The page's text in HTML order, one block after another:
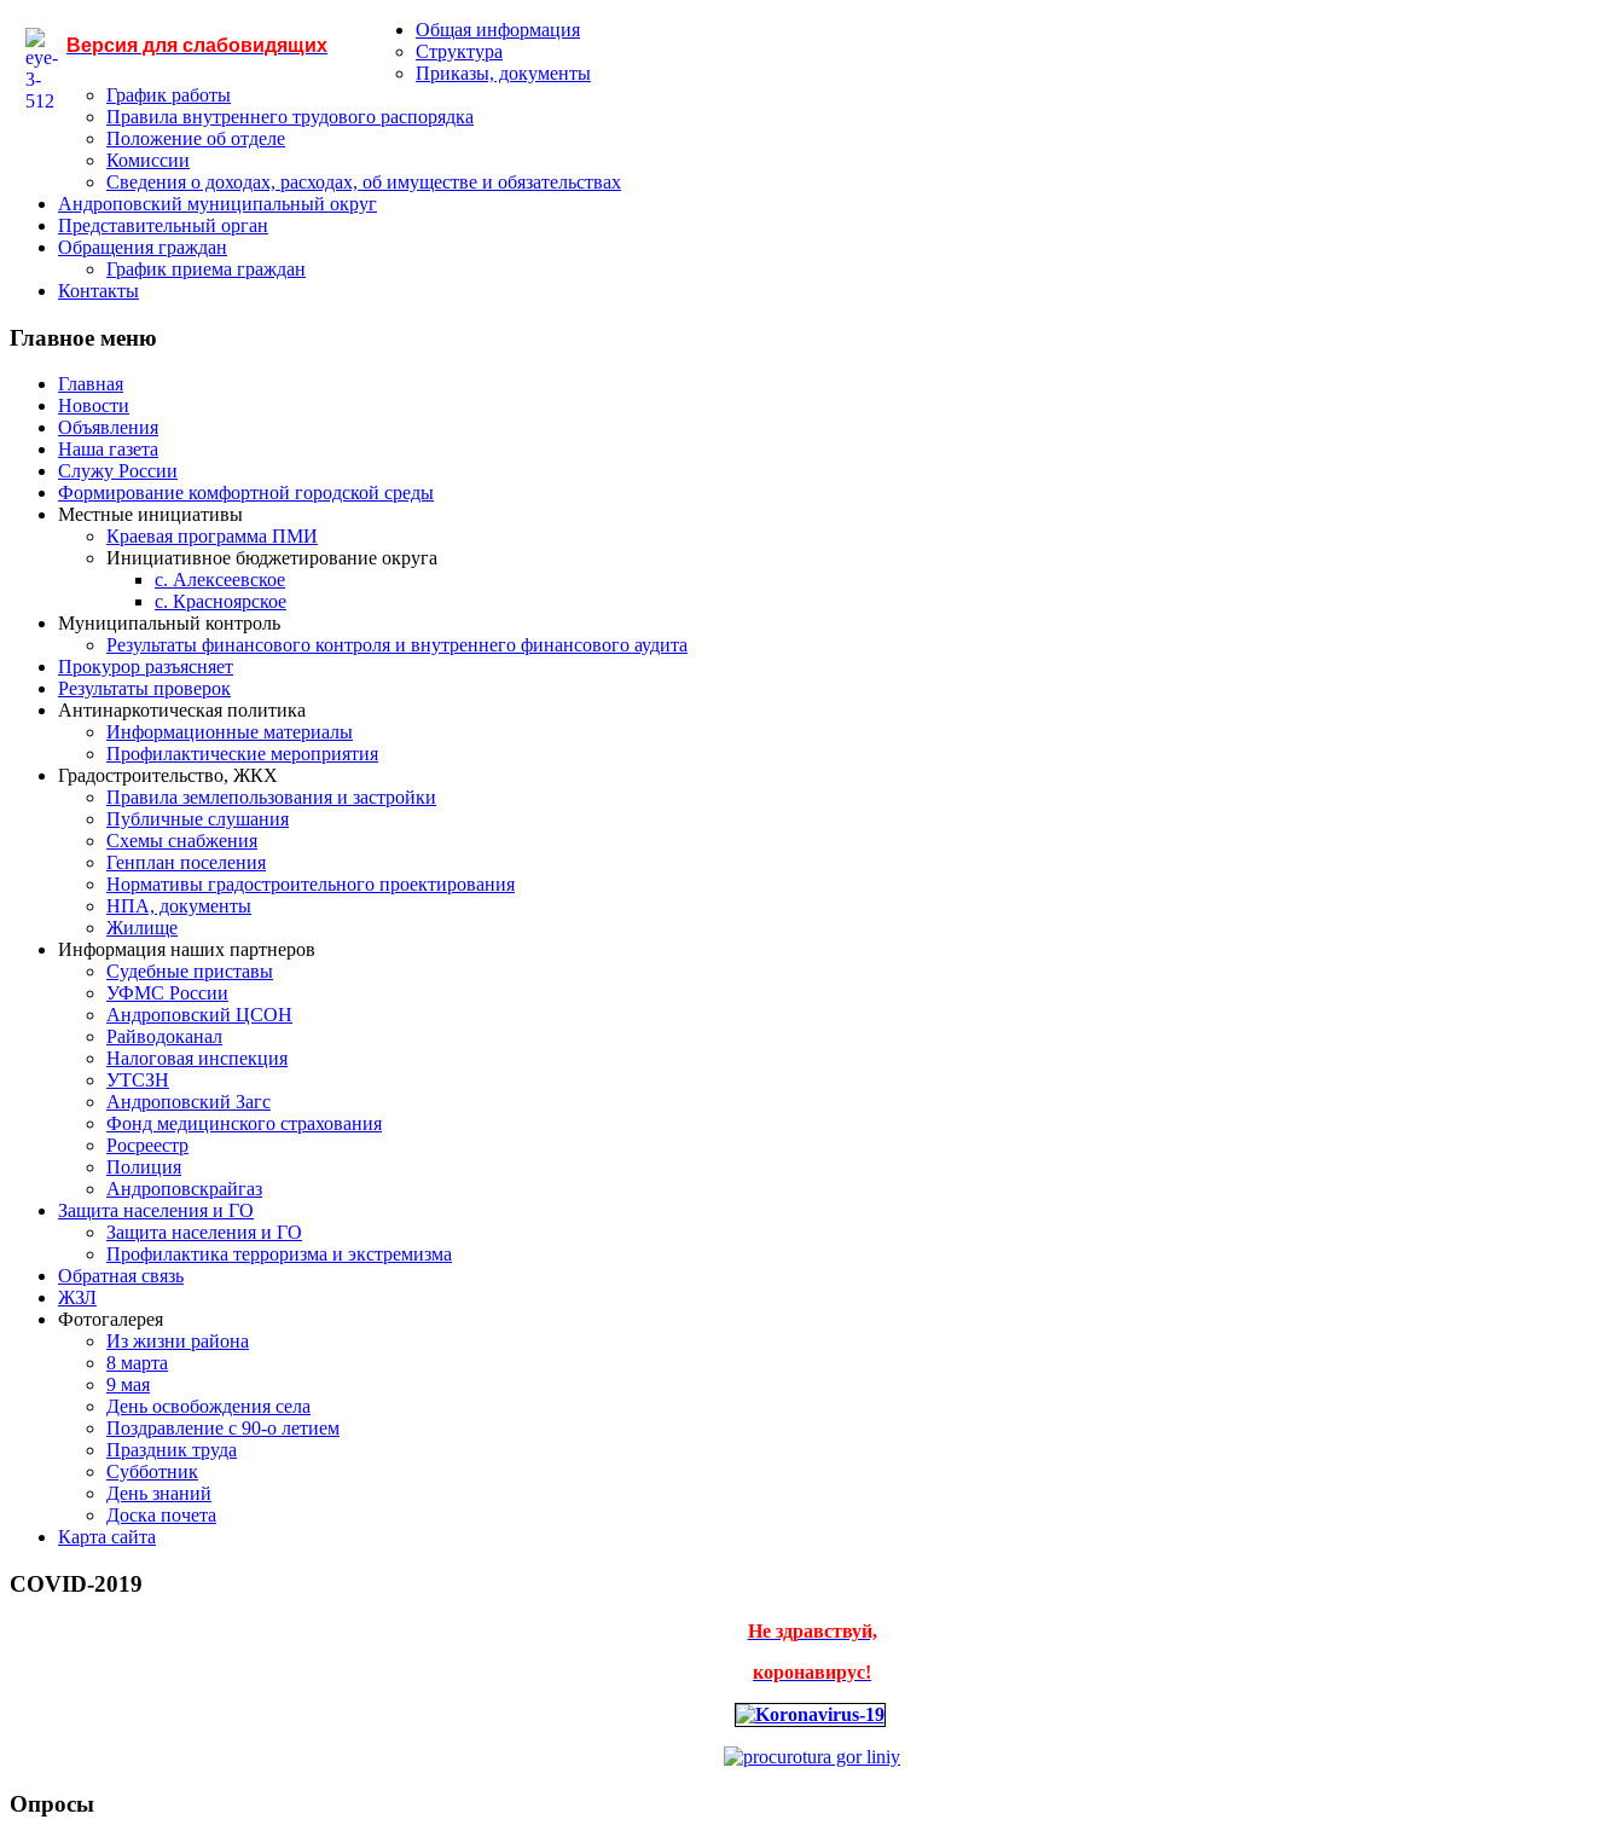
Версия для слабовидящих
Общая информация
Структура
Приказы, документы
График работы
Правила внутреннего трудового распорядка
Положение об отделе
Комиссии
Сведения о доходах, расходах, об имуществе и обязательствах
Андроповский муниципальный округ
Представительный орган
Обращения граждан
График приема граждан
Контакты
Главное меню
Главная
Новости
Объявления
Наша газета
Служу России
Формирование комфортной городской среды
Местные инициативы
Краевая программа ПМИ
Инициативное бюджетирование округа
с. Алексеевское
с. Красноярское
Муниципальный контроль
Результаты финансового контроля и внутреннего финансового аудита
Прокурор разъясняет
Результаты проверок
Антинаркотическая политика
Информационные материалы
Профилактические мероприятия
Градостроительство, ЖКХ
Правила землепользования и застройки
Публичные слушания
Схемы снабжения
Генплан поселения
Нормативы градостроительного проектирования
НПА, документы
Жилище
Информация наших партнеров
Судебные приставы
УФМС России
Андроповский ЦСОН
Райводоканал
Налоговая инспекция
УТСЗН
Андроповский Загс
Фонд медицинского страхования
Росреестр
Полиция
Андроповскрайгаз
Защита населения и ГО
Защита населения и ГО
Профилактика терроризма и экстремизма
Обратная связь
ЖЗЛ
Фотогалерея
Из жизни района
8 марта
9 мая
День освобождения села
Поздравление с 90-о летием
Праздник труда
Субботник
День знаний
Доска почета
Карта сайта
COVID-2019
Не здравствуй,
коронавирус!
Опросы